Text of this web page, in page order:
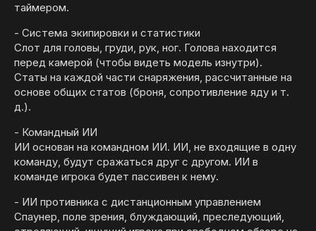
таймером.
- Система экипировки и статистики
Слот для головы, груди, рук, ног. Голова находится
перед камерой (чтобы видеть модель изнутри).
Статы на каждой части снаряжения, рассчитанные на
основе общих статов (броня, сопротивление яду и т.
д.).
- Командный ИИ
ИИ основан на командном ИИ. ИИ, не входящие в одну
команду, будут сражаться друг с другом. ИИ в
команде игрока будет пассивен к нему.
- ИИ противника с дистанционным управлением
Спаунер, поле зрения, блуждающий, преследующий,